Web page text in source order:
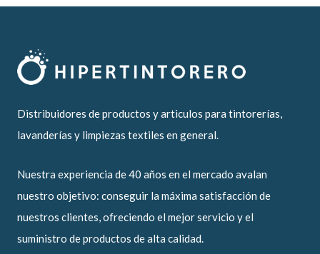
Distribuidores de productos y articulos para tintorerías,
lavanderías y limpiezas textiles en general.
Nuestra experiencia de 40 años en el mercado avalan
nuestro objetivo: conseguir la máxima satisfacción de
nuestros clientes, ofreciendo el mejor servicio y el
suministro de productos de alta calidad.